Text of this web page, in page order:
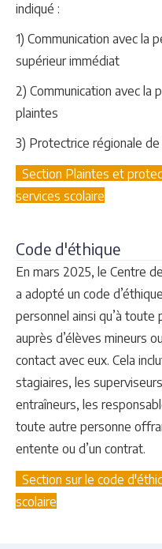
indiqué :
1) Communication avec la
supérieur immédiat
2) Communication avec la
plaintes
3) Protectrice régionale
Section Plaintes et
services scolaire
Code d'éthique
En mars 2025, le Centre
a adopté un code
personnel ainsi qu’à
auprès d’élèves mineurs
contact avec eux. Cela
stagiaires, les
entraîneurs, les
toute autre personne
entente ou d’un contrat.
Section sur le code
scolaire